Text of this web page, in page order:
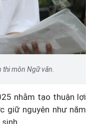
thi môn Ngữ văn.
nhằm tạo thuận lợi
giữ nguyên như năm